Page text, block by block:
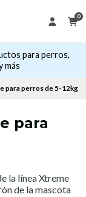
0
para perros,
más
para perros de 5-12kg
para
la línea Xtreme
de la mascota